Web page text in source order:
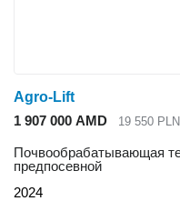
Agro-Lift
1 907 000 AMD
19 550 PLN
Почвообрабатывающая
предпосевной
2024